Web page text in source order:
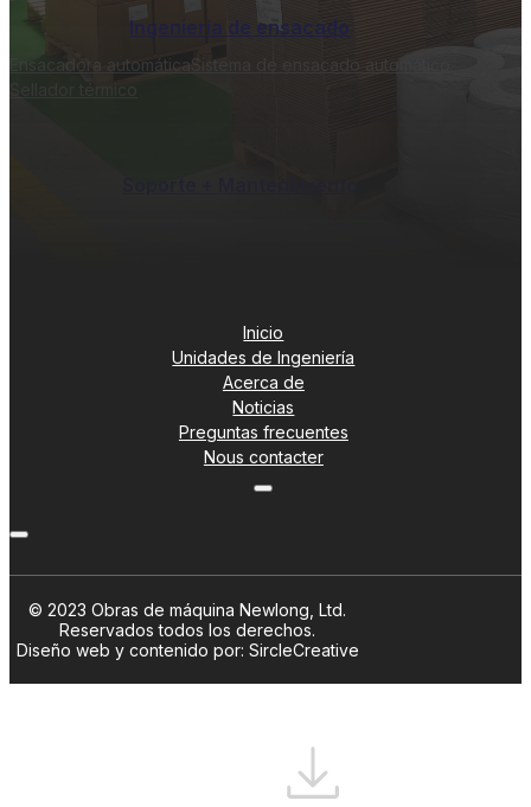
Ingeniería de ensacado
Ensacadora automáticaSistema de ensacado automático
Inicio
Unidades de Ingeniería
Acerca de
Noticias
Preguntas frecuentes
Nous contacter
© 2023 Obras de máquina Newlong, Ltd.
Reservados todos los derechos.
Diseño web y contenido por: SircleCreative